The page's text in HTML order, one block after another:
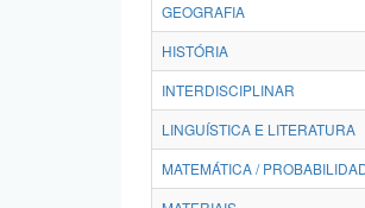
GEOGRAFIA
HISTÓRIA
INTERDISCIPLINAR
LINGUÍSTICA E LITERATURA
MATEMÁTICA /